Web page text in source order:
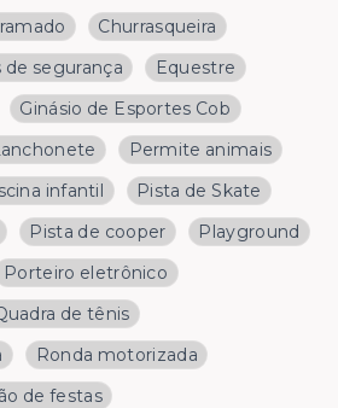
Churrasqueira
de segurança
Equestre
Ginásio de Esportes Cob
Permite animais
infantil
Pista de Skate
Pista de cooper
Playground
Porteiro eletrônico
de tênis
Ronda motorizada
de festas